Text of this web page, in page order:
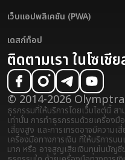
เว็บแอปพลิเคชัน (PWA)
เดสก์ท็อป
ติดตามเรา ในโซเชี
© 2014-2026
ธุรกรรมที่ให้บริการโดยเว็บไซต์นี้ ส
เท่านั้น การทำธุรกรรมด้วยเครื่องมื
เสี่ยงสูง และการเทรดอาจมีความ
เครื่องมือทางการเงิน ที่ให้บริการบ
มาก หรือ อาจสูญเสียเงินทุนในบัญ